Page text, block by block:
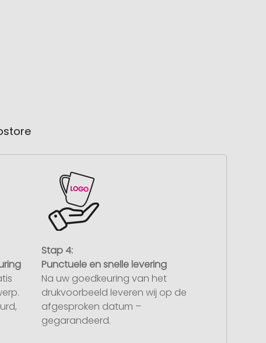
Stap 4:
Punctuele en snelle levering
Na uw goedkeuring van het
drukvoorbeeld leveren wij op de
afgesproken datum –
gegarandeerd.